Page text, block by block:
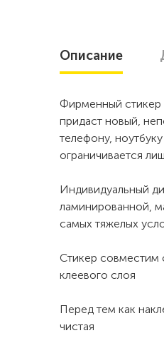
Описание
Фирменный стикер
придаст новый,
телефону,
ограничивается
Индивидуальный
ламинированной,
самых тяжелых
Стикер совместим
клеевого слоя
Перед тем как
чистая